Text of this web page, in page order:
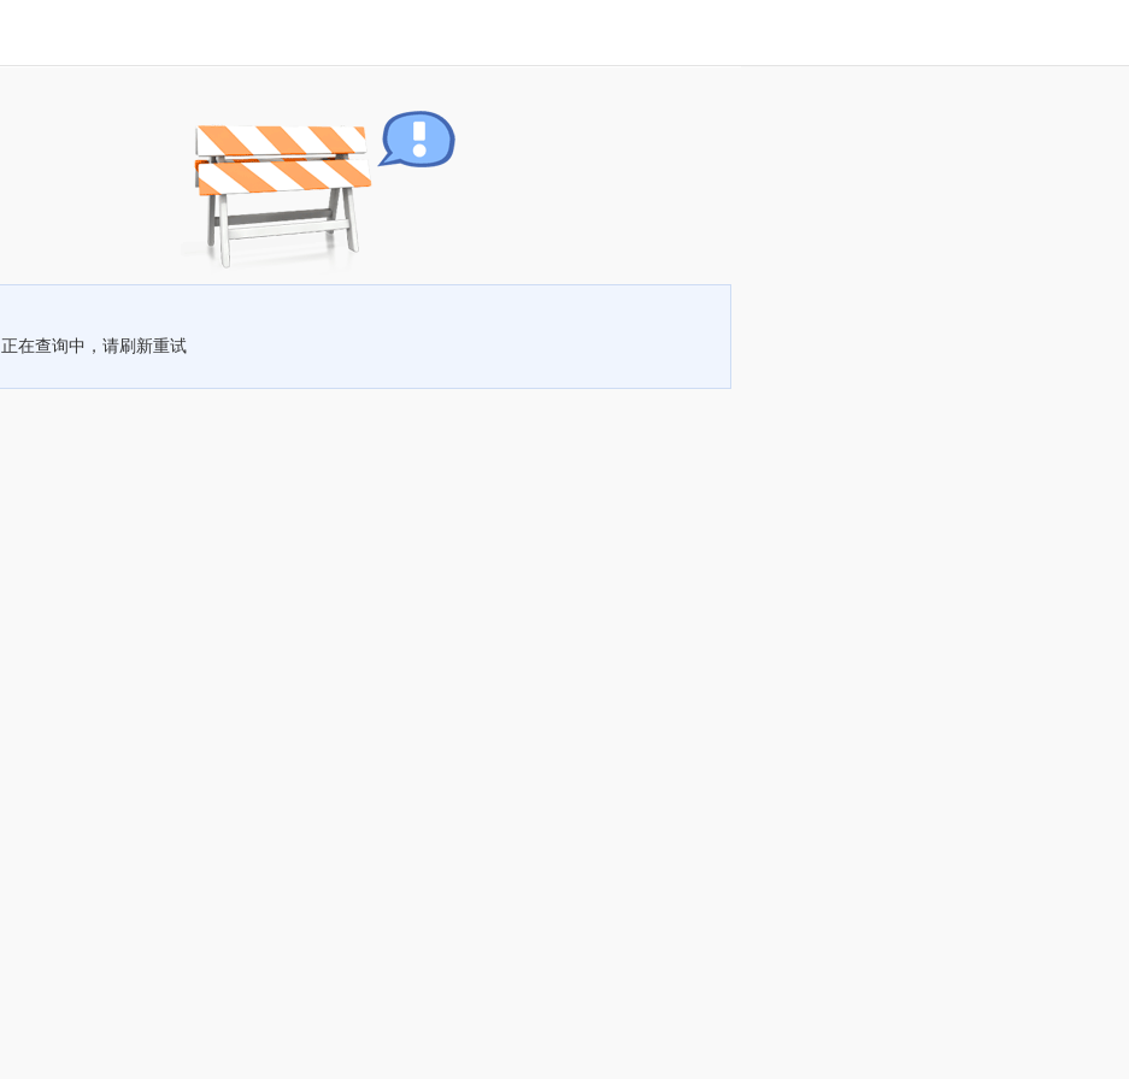
正在查询中，请刷新重试